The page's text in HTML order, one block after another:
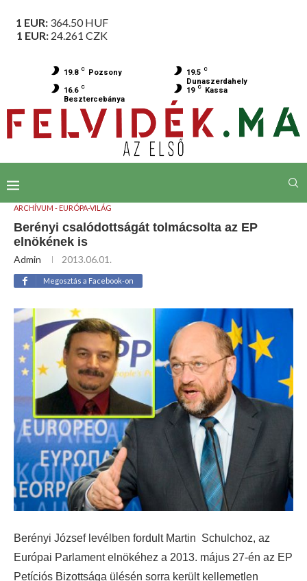
1 EUR: 364.50HUF
1 EUR: 24.261 CZK
19.8 C Pozsony 19.5 C
Dunaszerdahely
16.6 C
Besztercebánya
19 C Kassa
ARCHÍVUM - EURÓPA-VILÁG
Berényi csalódottságát tolmácsolta az EP
elnökének is
Admin 2013.06.01.
Megosztás a Facebook-on
Berényi József levélben fordult Martin Schulchoz, az
Európai Parlament elnökéhez a 2013. május 27-én az EP
Petíciós Bizottsága ülésén sorra került kellemetlen